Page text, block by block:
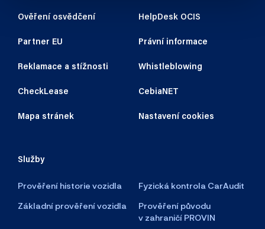
Ověření osvědčení HelpDesk OCIS
Partner EU Právní informace
Reklamace a stížnosti Whistleblowing
CheckLease CebiaNET
Mapa stránek Nastavení cookies
Služby
Prověření historie vozidla
Fyzická kontrola CarAudit
Základní prověření vozidla
Prověření původu
v zahraničí PROVIN